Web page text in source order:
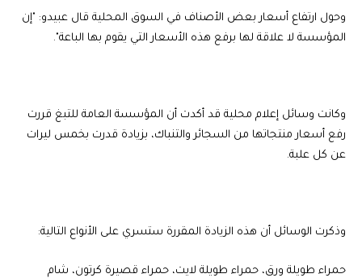
وحول ارتفاع أسعار بعض الأصناف في السوق المحلية قال عبيدو: "إن
المؤسسة لا علاقة لها برفع هذه الأسعار التي يقوم بها الباعة".
وكانت وسائل إعلام محلية قد أكدت أن المؤسسة العامة للتبغ قررت
رفع أسعار منتجاتها من السجائر والتنباك، بزيادة قدرت بخمس ليرات
عن كل علبة.
وذكرت الوسائل أن هذه الزيادة المقررة ستسري على الأنواع التالية:
حمراء طويلة ورق، حمراء طويلة لايت، حمراء قصيرة كرتون، شام